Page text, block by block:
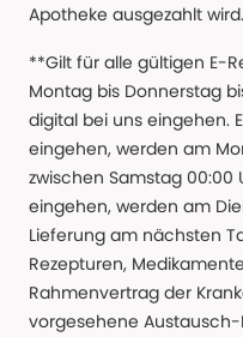
Apotheke ausgezahlt wird.
**Gilt für alle gültigen E-
Montag bis Donnerstag
digital bei uns eingehen.
eingehen, werden am
zwischen Samstag 00:00
eingehen, werden am
Lieferung am nächsten
Rezepturen,
Rahmenvertrag der
vorgesehene